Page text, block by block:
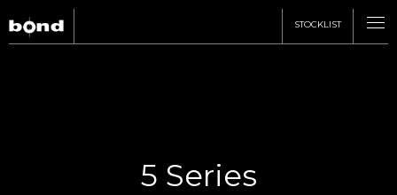
STOCKLIST
5 Series